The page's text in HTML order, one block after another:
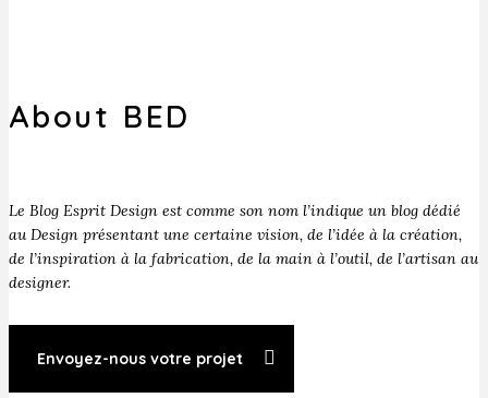
About BED
Le Blog Esprit Design est comme son nom l’indique un blog dédié
au Design présentant une certaine vision, de l’idée à la création,
de l’inspiration à la fabrication, de la main à l’outil, de l’artisan au
designer.
Envoyez-nous votre projet